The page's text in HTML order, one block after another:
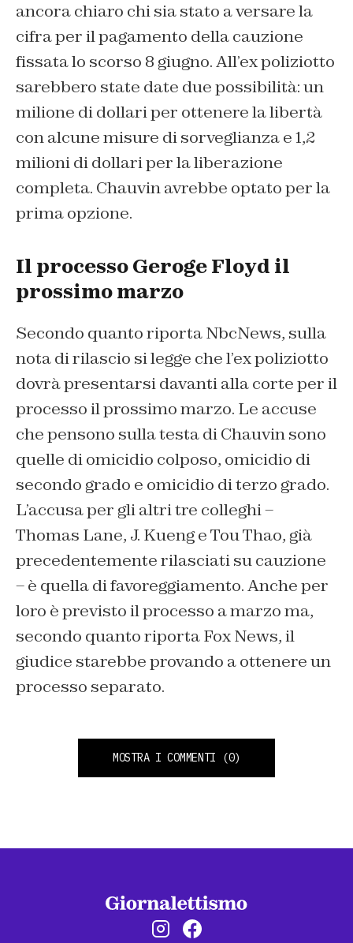
ancora chiaro chi sia stato a versare la
cifra per il pagamento della cauzione
fissata lo scorso 8 giugno. All’ex poliziotto
sarebbero state date due possibilità: un
milione di dollari per ottenere la libertà
con alcune misure di sorveglianza e 1,2
milioni di dollari per la liberazione
completa. Chauvin avrebbe optato per la
prima opzione.
Il processo Geroge Floyd il
prossimo marzo
Secondo quanto riporta NbcNews, sulla
nota di rilascio si legge che l’ex poliziotto
dovrà presentarsi davanti alla corte per il
processo il prossimo marzo. Le accuse
che pensono sulla testa di Chauvin sono
quelle di omicidio colposo, omicidio di
secondo grado e omicidio di terzo grado.
L’accusa per gli altri tre colleghi –
Thomas Lane, J. Kueng e Tou Thao, già
precedentemente rilasciati su cauzione
– è quella di favoreggiamento. Anche per
loro è previsto il processo a marzo ma,
secondo quanto riporta Fox News, il
giudice starebbe provando a ottenere un
processo separato.
MOSTRA I COMMENTI (0)